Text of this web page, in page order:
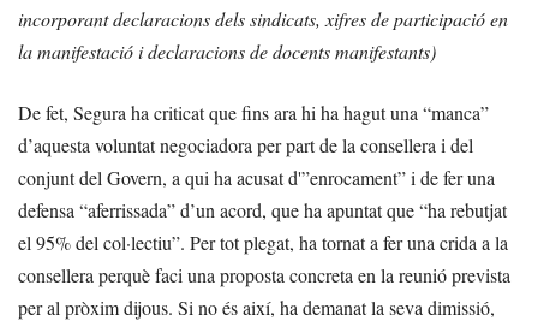
incorporant declaracions dels sindicats, xifres de participació en
la manifestació i declaracions de docents manifestants)
De fet, Segura ha criticat que fins ara hi ha hagut una “manca”
d’aquesta voluntat negociadora per part de la consellera i del
conjunt del Govern, a qui ha acusat d'”enrocament” i de fer una
defensa “aferrissada” d’un acord, que ha apuntat que “ha rebutjat
el 95% del col·lectiu”. Per tot plegat, ha tornat a fer una crida a la
consellera perquè faci una proposta concreta en la reunió prevista
per al pròxim dijous. Si no és així, ha demanat la seva dimissió,